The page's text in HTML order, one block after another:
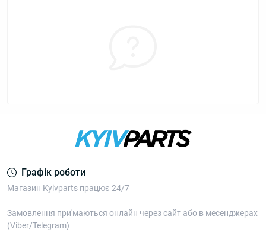
Графік роботи
Магазин Kyivparts працює 24/7
Замовлення при'маються онлайн через сайт або в месенджерах
(Viber/Telegram)